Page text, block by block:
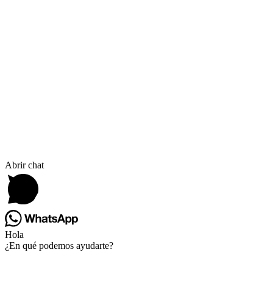
Abrir chat
Hola
¿En qué podemos ayudarte?